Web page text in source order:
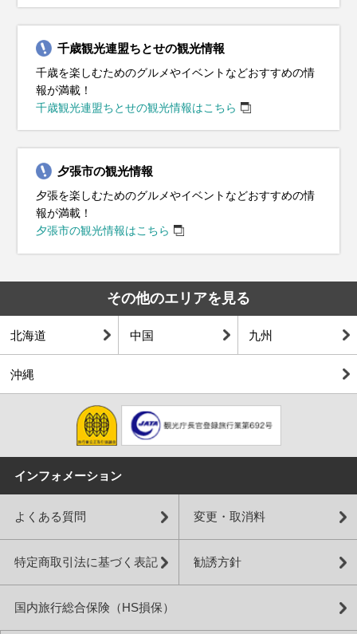
千歳観光連盟ちとせの観光情報
千歳を楽しむためのグルメやイベントなどおすすめの情
報が満載！
千歳観光連盟ちとせの観光情報はこちら
夕張市の観光情報
夕張を楽しむためのグルメやイベントなどおすすめの情
報が満載！
夕張市の観光情報はこちら
その他のエリアを見る
北海道 中国 九州
沖縄
インフォメーション
よくある質問 変更・取消料
特定商取引法に基づく表記 勧誘方針
国内旅行総合保険（HS損保）